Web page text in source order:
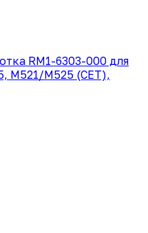
RM1-6303-000 для
M521/M525 (CET),